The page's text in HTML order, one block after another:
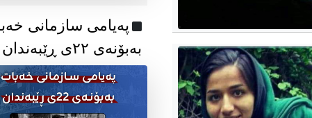
پەیامی سازمانی
بەبۆنەی ۲۲ی ڕێبەندان